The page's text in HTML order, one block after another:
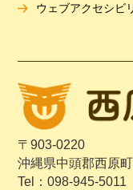
〒903-0220
沖縄県中頭郡西原
Tel：098-945-5011
ウェブアクセシビ